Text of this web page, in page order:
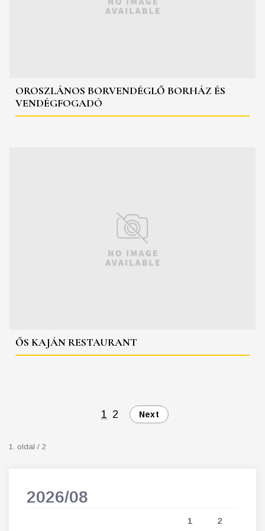
OROSZLÁNOS BORVENDÉGLŐ BORHÁZ ÉS
VENDÉGFOGADÓ
ŐS KAJÁN RESTAURANT
1 2 Next
1. oldal / 2
2026/08
1 2